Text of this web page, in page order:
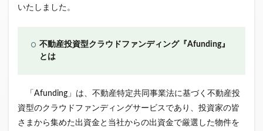
いたしました。
不動産投資型クラウドファンディング『Afunding』
とは
「Afunding」は、不動産特定共同事業法に基づく不動産投
資型のクラウドファンディングサービスであり、投資家の皆
さまから集めた出資金と当社からの出資金で厳選した物件を
クラウドファンディング新規参入
システム導入 業務提携 API連携 市場規模
税金
株式投資型クラウドファンディング
不動産特定共同事業法 非投資型クラウドファンディング
グローシップ・パートナーズ CrowdShip Funding